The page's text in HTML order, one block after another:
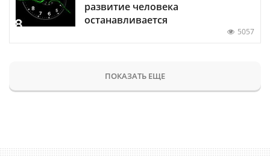
развитие человека
останавливается
5057
ПОКАЗАТЬ ЕЩЕ